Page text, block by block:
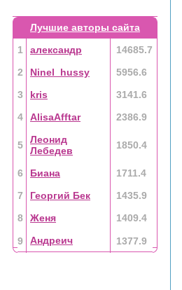
Лучшие авторы сайта
1
александр
14685.7
2
Ninel_hussy
5956.6
3
kris
3141.6
4
AlisaAfftar 2386.9
5
Леонид
Лебедев
1850.4
6 Биана
1711.4
7
Георгий Бек
1435.9
8
Женя 1409.4
9 Андреич 1377.9